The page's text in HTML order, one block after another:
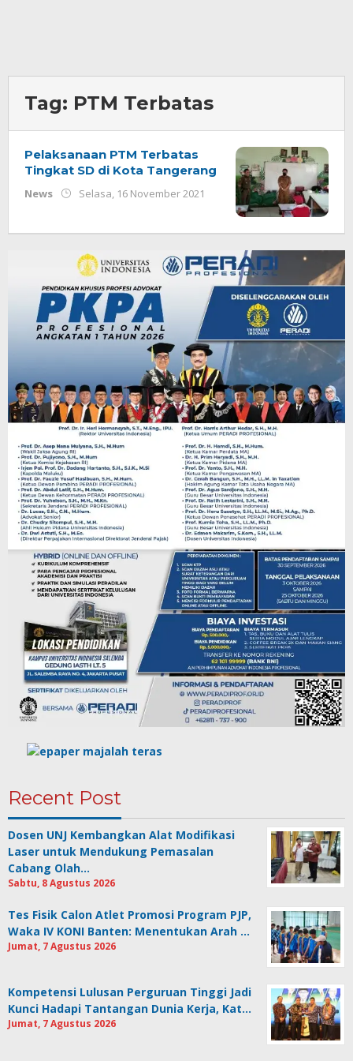
Tag: PTM Terbatas
Pelaksanaan PTM Terbatas
Tingkat SD di Kota Tangerang
News Selasa, 16 November 2021
Redaksi
Recent Post
Dosen UNJ Kembangkan Alat Modifikasi
Laser untuk Mendukung Pemasalan
Cabang Olah…
Sabtu, 8 Agustus 2026
Tes Fisik Calon Atlet Promosi Program PJP,
Waka IV KONI Banten: Menentukan Arah …
Jumat, 7 Agustus 2026
Kompetensi Lulusan Perguruan Tinggi Jadi
Kunci Hadapi Tantangan Dunia Kerja, Kat…
Jumat, 7 Agustus 2026